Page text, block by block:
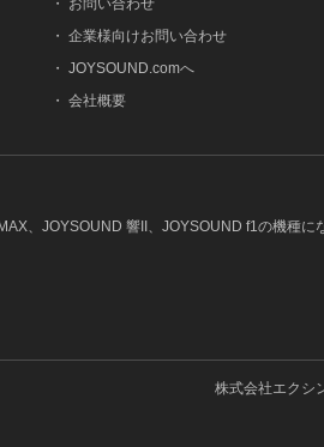
・
お問い合わせ
・ 企業様向けお問い合わせ
・ JOYSOUND.comへ
・ 会社概要
、JOYSOUND 響II、JOYSOUND f1の機種に
株式会社エクシ